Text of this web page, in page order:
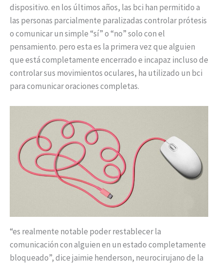
dispositivo. en los últimos años, las bci han permitido a
las personas parcialmente paralizadas controlar prótesis
o comunicar un simple “sí” o “no” solo con el
pensamiento. pero esta es la primera vez que alguien
que está completamente encerrado e incapaz incluso de
controlar sus movimientos oculares, ha utilizado un bci
para comunicar oraciones completas.
“es realmente notable poder restablecer la
comunicación con alguien en un estado completamente
bloqueado”, dice jaimie henderson, neurocirujano de la